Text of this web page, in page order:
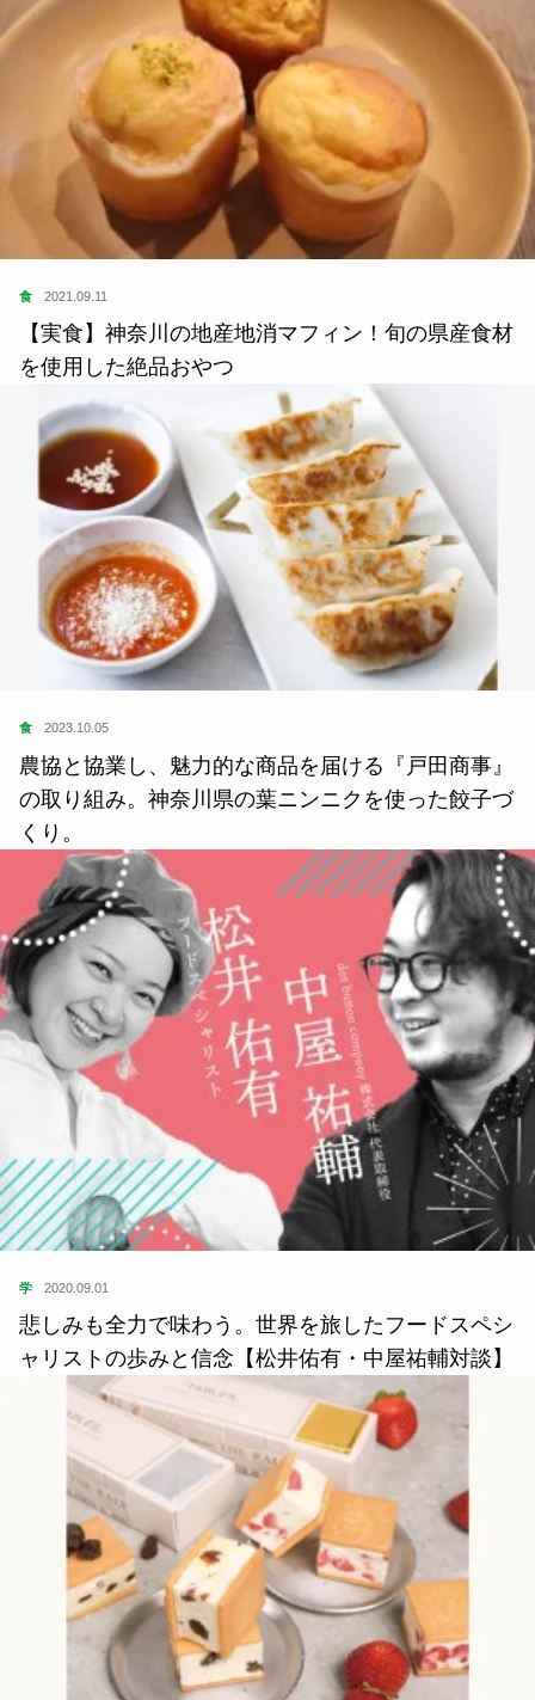
食 2021.09.11
【実食】神奈川の地産地消マフィン！旬の県産食材
を使用した絶品おやつ
食 2023.10.05
農協と協業し、魅力的な商品を届ける『戸田商事』
の取り組み。神奈川県の葉ニンニクを使った餃子づ
くり。
学 2020.09.01
悲しみも全力で味わう。世界を旅したフードスペシ
ャリストの歩みと信念【松井佑有・中屋祐輔対談】